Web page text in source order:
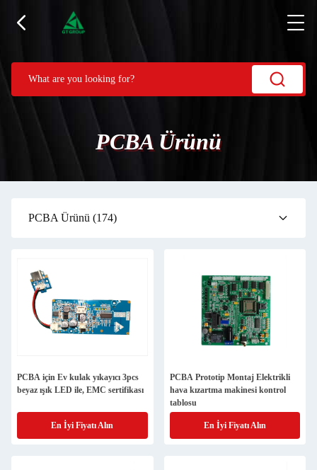
PCBA Ürünü
PCBA Ürünü (174)
PCBA için Ev kulak yıkayıcı 3pcs
beyaz ışık LED ile, EMC sertifikası
En İyi Fiyatı Alın
PCBA Prototip Montaj Elektrikli
hava kızartma makinesi kontrol
tablosu
En İyi Fiyatı Alın